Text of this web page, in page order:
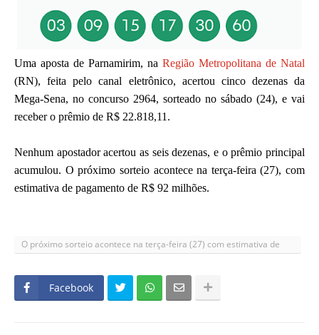
Uma aposta de Parnamirim, na Região Metropolitana de Natal
(RN), feita pelo canal eletrônico, acertou cinco dezenas da
Mega-Sena, no concurso 2964, sorteado no sábado (24), e vai
receber o prêmio de R$ 22.818,11.
Nenhum apostador acertou as seis dezenas, e o prêmio principal
acumulou. O próximo sorteio acontece na terça-feira (27), com
estimativa de pagamento de R$ 92 milhões.
O próximo sorteio acontece na terça-feira (27) com estimativa de
Facebook